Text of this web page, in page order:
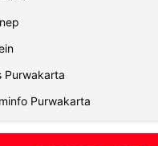
Purwakarta
Purwakarta